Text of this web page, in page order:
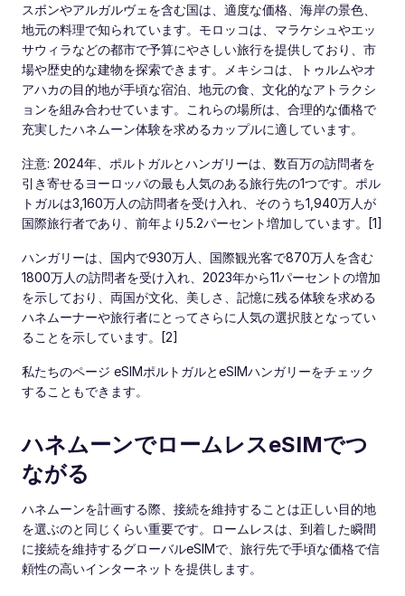
スボンやアルガルヴェを含む国は、適度な価格、海岸の景色、
地元の料理で知られています。モロッコは、マラケシュやエッ
サウィラなどの都市で予算にやさしい旅行を提供しており、市
場や歴史的な建物を探索できます。メキシコは、トゥルムやオ
アハカの目的地が手頃な宿泊、地元の食、文化的なアトラクシ
ョンを組み合わせています。これらの場所は、合理的な価格で
充実したハネムーン体験を求めるカップルに適しています。
注意: 2024年、ポルトガルとハンガリーは、数百万の訪問者を
引き寄せるヨーロッパの最も人気のある旅行先の1つです。ポル
トガルは3,160万人の訪問者を受け入れ、そのうち1,940万人が
国際旅行者であり、前年より5.2パーセント増加しています。[1]
ハンガリーは、国内で930万人、国際観光客で870万人を含む
1800万人の訪問者を受け入れ、2023年から11パーセントの増加
を示しており、両国が文化、美しさ、記憶に残る体験を求める
ハネムーナーや旅行者にとってさらに人気の選択肢となってい
ることを示しています。[2]
私たちのページ eSIMポルトガルとeSIMハンガリーをチェック
することもできます。
ハネムーンでロームレスeSIMでつ
ながる
ハネムーンを計画する際、接続を維持することは正しい目的地
を選ぶのと同じくらい重要です。ロームレスは、到着した瞬間
に接続を維持するグローバルeSIMで、旅行先で手頃な価格で信
頼性の高いインターネットを提供します。